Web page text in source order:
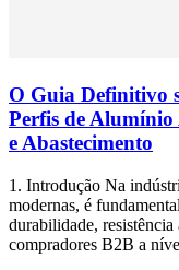
O Guia Definitivo
Perfis de Alumínio
e Abastecimento
1. Introdução Na
modernas, é
durabilidade, resistência
compradores B2B a